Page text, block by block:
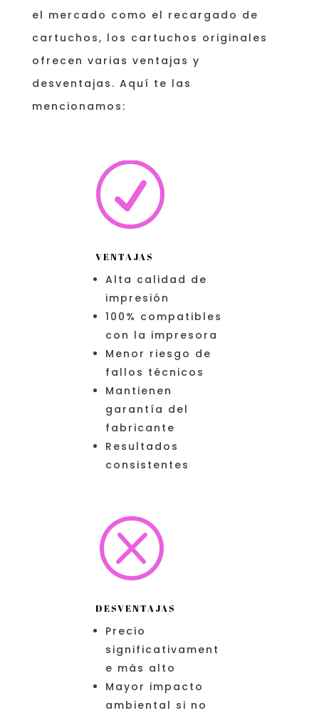
el mercado como el recargado de
cartuchos, los cartuchos originales
ofrecen varias ventajas y
desventajas. Aquí te las
mencionamos:
R
VENTAJAS
Alta calidad de
impresión
100% compatibles
con la impresora
Menor riesgo de
fallos técnicos
Mantienen
garantía del
fabricante
Resultados
consistentes
Q
DESVENTAJAS
Precio
significativament
e más alto
Mayor impacto
ambiental si no